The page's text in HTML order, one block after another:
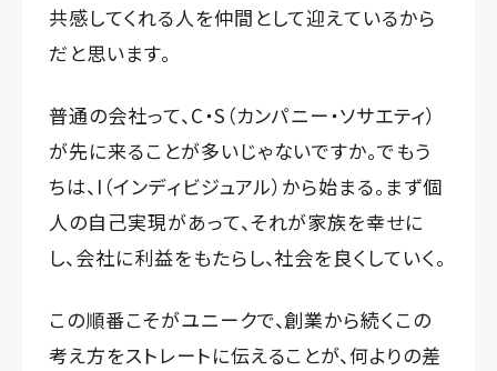
共感してくれる人を仲間として迎えているから
だと思います。
普通の会社って、C・S（カンパニー・ソサエティ）
が先に来ることが多いじゃないですか。でもう
ちは、I（インディビジュアル）から始まる。まず個
人の自己実現があって、それが家族を幸せに
し、会社に利益をもたらし、社会を良くしていく。
この順番こそがユニークで、創業から続くこの
考え方をストレートに伝えることが、何よりの差